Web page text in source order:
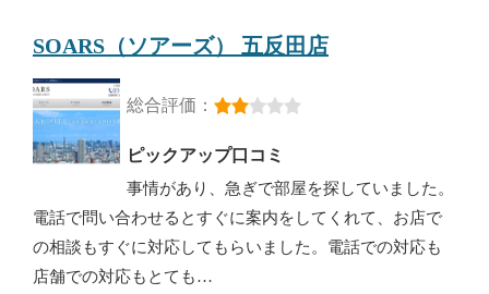
SOARS（ソアーズ） 五反田店
総合評価：
ピックアップ口コミ
事情があり、急ぎで部屋を探していました。
電話で問い合わせるとすぐに案内をしてくれて、お店で
の相談もすぐに対応してもらいました。電話での対応も
店舗での対応もとても…